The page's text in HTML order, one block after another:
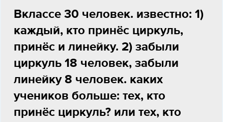
Вклассе 30 человек. известно: 1)
каждый, кто принёс циркуль,
принёс и линейку. 2) забыли
циркуль 18 человек, забыли
линейку 8 человек. каких
учеников больше: тех, кто
принёс циркуль? или тех, кто